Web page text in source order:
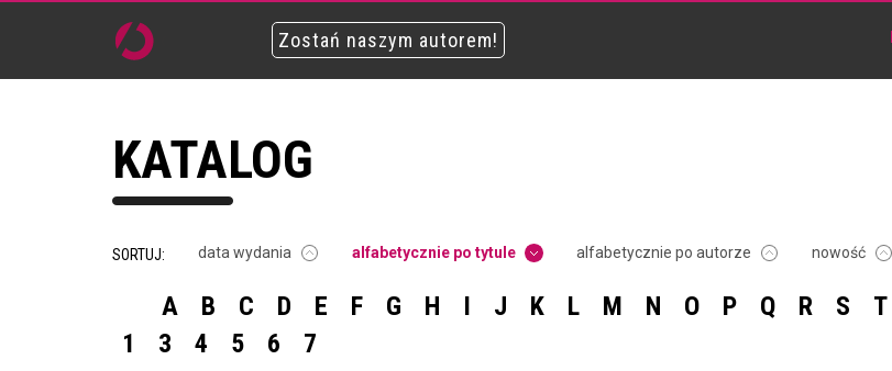
Zostań naszym autorem!
KATALOG
SORTUJ: data wydania alfabetycznie po tytule alfabetycznie po autorze nowość
A B C D E F G H I J K L M N O P Q R S T
1
3 4 5 6 7